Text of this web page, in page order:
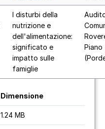
I disturbi della
nutrizione e
dell'alimentazione:
significato e
impatto sulle
famiglie
Piano
Dimensione
1.24 MB